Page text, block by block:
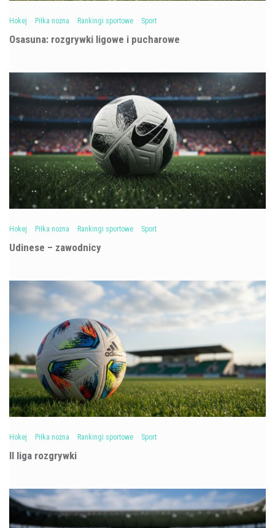
Hokej Piłka nożna Rankingi sportowe Sport
Osasuna: rozgrywki ligowe i pucharowe
Hokej Piłka nożna Rankingi sportowe Sport
Udinese – zawodnicy
Hokej Piłka nożna Rankingi sportowe Sport
II liga rozgrywki